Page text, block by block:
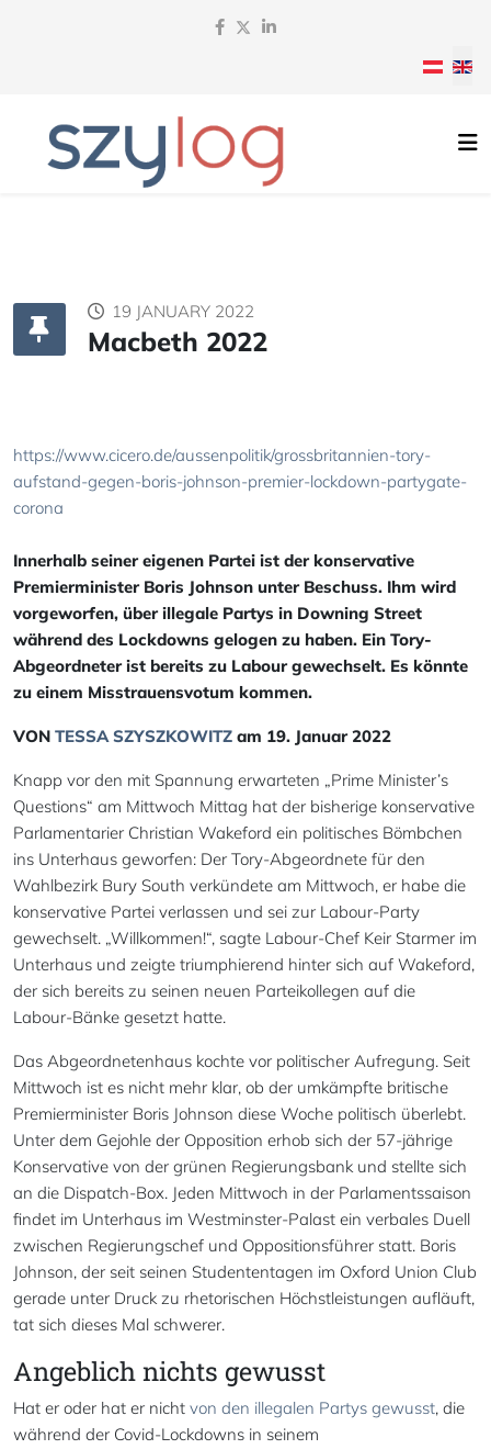
Select
19 JANUARY 2022
Macbeth 2022
https://www.cicero.de/aussenpolitik/grossbritannien-tory-
aufstand-gegen-boris-johnson-premier-lockdown-partygate-
corona
Innerhalb seiner eigenen Partei ist der konservative
Premierminister Boris Johnson unter Beschuss. Ihm wird
vorgeworfen, über illegale Partys in Downing Street
während des Lockdowns gelogen zu haben. Ein Tory-
Abgeordneter ist bereits zu Labour gewechselt. Es könnte
zu einem Misstrauensvotum kommen.
VON TESSA SZYSZKOWITZ am 19. Januar 2022
Knapp vor den mit Spannung erwarteten „Prime Minister’s
Questions“ am Mittwoch Mittag hat der bisherige konservative
Parlamentarier Christian Wakeford ein politisches Bömbchen
ins Unterhaus geworfen: Der Tory-Abgeordnete für den
Wahlbezirk Bury South verkündete am Mittwoch, er habe die
konservative Partei verlassen und sei zur Labour-Party
gewechselt. „Willkommen!“, sagte Labour-Chef Keir Starmer im
Unterhaus und zeigte triumphierend hinter sich auf Wakeford,
der sich bereits zu seinen neuen Parteikollegen auf die
Labour-Bänke gesetzt hatte.
Das Abgeordnetenhaus kochte vor politischer Aufregung. Seit
Mittwoch ist es nicht mehr klar, ob der umkämpfte britische
Premierminister Boris Johnson diese Woche politisch überlebt.
Unter dem Gejohle der Opposition erhob sich der 57-jährige
Konservative von der grünen Regierungsbank und stellte sich
an die Dispatch-Box. Jeden Mittwoch in der Parlamentssaison
findet im Unterhaus im Westminster-Palast ein verbales Duell
zwischen Regierungschef und Oppositionsführer statt. Boris
Johnson, der seit seinen Studententagen im Oxford Union Club
gerade unter Druck zu rhetorischen Höchstleistungen aufläuft,
tat sich dieses Mal schwerer.
Angeblich nichts gewusst
Hat er oder hat er nicht von den illegalen Partys gewusst, die
während der Covid-Lockdowns in seinem